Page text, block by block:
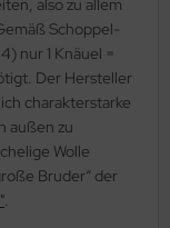
also zu allem
Schoppel-
nur 1 Knäuel =
Der Hersteller
charakterstarke
außen zu
Wolle
Bruder“ der
.